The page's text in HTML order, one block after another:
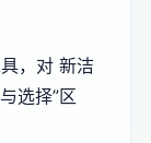
，对 新洁
选择”区